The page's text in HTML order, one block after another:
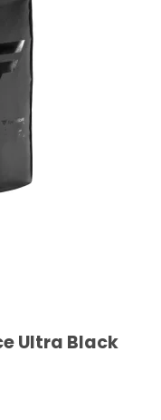
Ultra Black